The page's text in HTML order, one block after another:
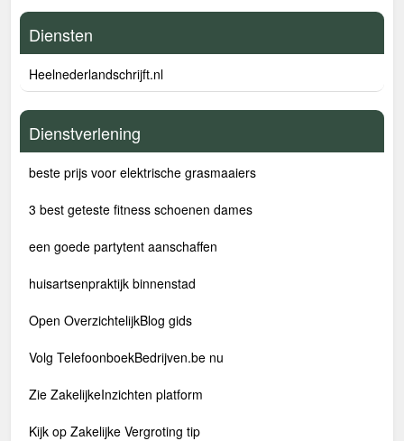
Diensten
Heelnederlandschrijft.nl
Dienstverlening
beste prijs voor elektrische grasmaaiers
3 best geteste fitness schoenen dames
een goede partytent aanschaffen
huisartsenpraktijk binnenstad
Open OverzichtelijkBlog gids
Volg TelefoonboekBedrijven.be nu
Zie ZakelijkeInzichten platform
Kijk op Zakelijke Vergroting tip